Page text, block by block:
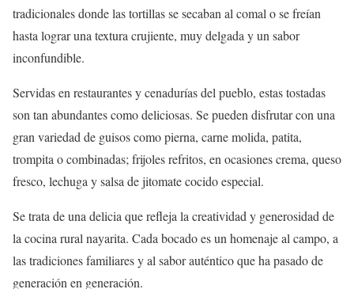
tradicionales donde las tortillas se secaban al comal o se freían
hasta lograr una textura crujiente, muy delgada y un sabor
inconfundible.
Servidas en restaurantes y cenadurías del pueblo, estas tostadas
son tan abundantes como deliciosas. Se pueden disfrutar con una
gran variedad de guisos como pierna, carne molida, patita,
trompita o combinadas; frijoles refritos, en ocasiones crema, queso
fresco, lechuga y salsa de jitomate cocido especial.
Se trata de una delicia que refleja la creatividad y generosidad de
la cocina rural nayarita. Cada bocado es un homenaje al campo, a
las tradiciones familiares y al sabor auténtico que ha pasado de
generación en generación.